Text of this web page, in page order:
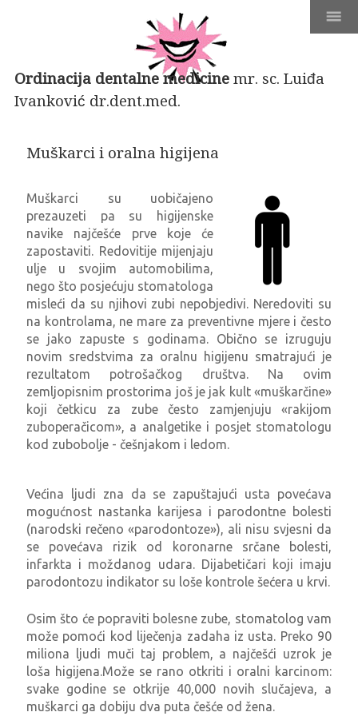
Ordinacija dentalne medicinemr. sc. Luiđa
Ivanković dr.dent.med.
Muškarci i oralna higijena
Muškarci su uobičajeno
prezauzeti pa su higijenske
navike najčešće prve koje će
zapostaviti. Redovitije mijenjaju
ulje u svojim automobilima,
nego što posjećuju stomatologa
misleći da su njihovi zubi nepobjedivi. Neredoviti su
na kontrolama, ne mare za preventivne mjere i često
se jako zapuste s godinama. Obično se izruguju
novim sredstvima za oralnu higijenu smatrajući je
rezultatom potrošačkog društva. Na ovim
zemljopisnim prostorima još je jak kult «muškarčine»
koji četkicu za zube često zamjenjuju «rakijom
zuboperačicom», a analgetike i posjet stomatologu
kod zubobolje - češnjakom i ledom.
Većina ljudi zna da se zapuštajući usta povećava
mogućnost nastanka karijesa i parodontne bolesti
(narodski rečeno «parodontoze»), ali nisu svjesni da
se povećava rizik od koronarne srčane bolesti,
infarkta i moždanog udara. Dijabetičari koji imaju
parodontozu indikator su loše kontrole šećera u krvi.
Osim što će popraviti bolesne zube, stomatolog vam
može pomoći kod liječenja zadaha iz usta. Preko 90
miliona ljudi muči taj problem, a najčešći uzrok je
loša higijena.Može se rano otkriti i oralni karcinom:
svake godine se otkrije 40,000 novih slučajeva, a
muškarci ga dobiju dva puta češće od žena.